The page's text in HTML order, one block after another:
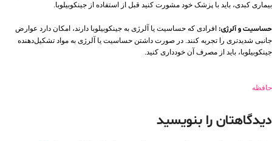
بیماری کبدی، باید با پزشک خود مشورت کنید قبل از استفاده از جینکوبیلوبا.
حساسیت و آلرژی: افرادی که حساسیت یا آلرژی به جینکوبیلوبا دارند، امکان دارد عوارض
جانبی شدیدتری را تجربه کنند. در صورت داشتن حساسیت یا آلرژی به مواد تشکیل‌دهنده
جینکوبیلوبا، باید از مصرف آن خودداری کنید.
حافظه
دیدگاهتان را بنویسید